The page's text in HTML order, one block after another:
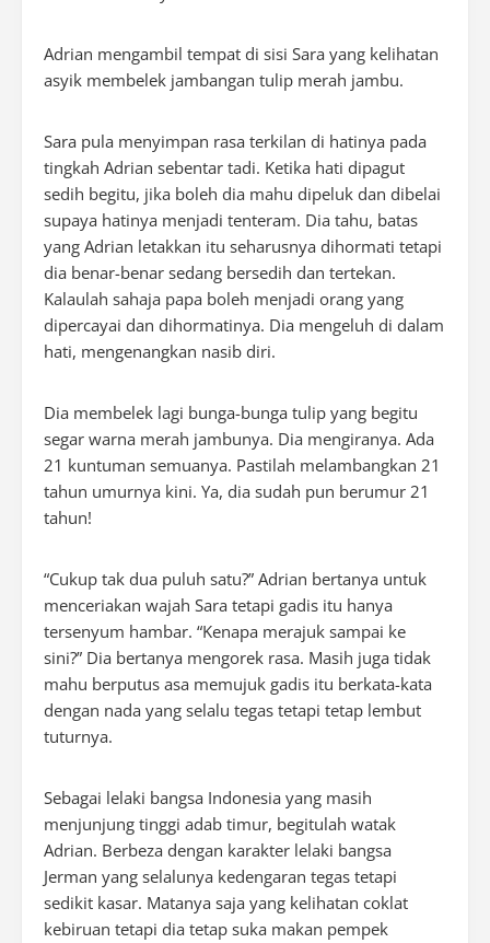
Adrian mengambil tempat di sisi Sara yang kelihatan
asyik membelek jambangan tulip merah jambu.
Sara pula menyimpan rasa terkilan di hatinya pada
tingkah Adrian sebentar tadi. Ketika hati dipagut
sedih begitu, jika boleh dia mahu dipeluk dan dibelai
supaya hatinya menjadi tenteram. Dia tahu, batas
yang Adrian letakkan itu seharusnya dihormati tetapi
dia benar-benar sedang bersedih dan tertekan.
Kalaulah sahaja papa boleh menjadi orang yang
dipercayai dan dihormatinya. Dia mengeluh di dalam
hati, mengenangkan nasib diri.
Dia membelek lagi bunga-bunga tulip yang begitu
segar warna merah jambunya. Dia mengiranya. Ada
21 kuntuman semuanya. Pastilah melambangkan 21
tahun umurnya kini. Ya, dia sudah pun berumur 21
tahun!
“Cukup tak dua puluh satu?” Adrian bertanya untuk
menceriakan wajah Sara tetapi gadis itu hanya
tersenyum hambar. “Kenapa merajuk sampai ke
sini?” Dia bertanya mengorek rasa. Masih juga tidak
mahu berputus asa memujuk gadis itu berkata-kata
dengan nada yang selalu tegas tetapi tetap lembut
tuturnya.
Sebagai lelaki bangsa Indonesia yang masih
menjunjung tinggi adab timur, begitulah watak
Adrian. Berbeza dengan karakter lelaki bangsa
Jerman yang selalunya kedengaran tegas tetapi
sedikit kasar. Matanya saja yang kelihatan coklat
kebiruan tetapi dia tetap suka makan pempek